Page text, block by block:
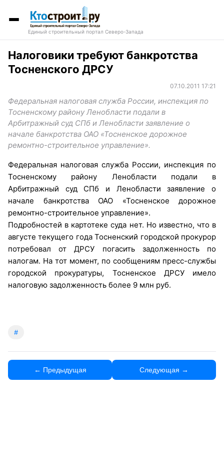
Единый строительный портал Северо-Запада
Налоговики требуют банкротства
Тосненского ДРСУ
07.10.2011 17:21
Федеральная налоговая служба России, инспекция по
Тосненскому району Ленобласти подали в
Арбитражный суд СПб и Ленобласти заявление о
начале банкротства ОАО «Тосненское дорожное
ремонтно-строительное управление».
Федеральная налоговая служба России, инспекция по
Тосненскому району Ленобласти подали в
Арбитражный суд СПб и Ленобласти заявление о
начале банкротства ОАО «Тосненское дорожное
ремонтно-строительное управление».
Подробностей в картотеке суда нет. Но известно, что в
августе текущего года Тосненский городской прокурор
потребовал от ДРСУ погасить задолженность по
налогам. На тот момент, по сообщениям пресс-службы
городской прокуратуры, Тосненское ДРСУ имело
налоговую задолженность более 9 млн руб.
#
← Предыдущая Следующая →